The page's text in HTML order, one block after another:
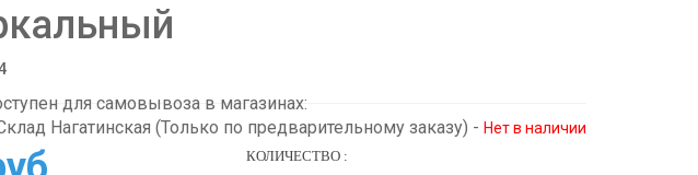
для самовывоза в магазинах:
Нагатинская (Только по предварительному заказу) - Нет в наличии
КОЛИЧЕСТВО :